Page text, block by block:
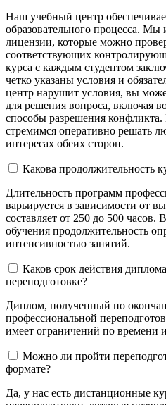
Наш учебный центр
образовательного процесса.
лицензии, которые можно
соответствующих
курса с каждым студентом
четко указаны условия и
центр нарушит условия, вы
для решения вопроса, включая
способы разрешения
стремимся оперативно решать
интересах обеих сторон.
Какова продолжительность
Длительность программ
варьируется в зависимости от
составляет от 250 до 500 часов.
обучения продолжительность
интенсивностью занятий.
Каков срок действия
переподготовке?
Диплом, полученный по
профессиональной
имеет ограничений по времени
Можно ли пройти
формате?
Да, у нас есть дистанционные